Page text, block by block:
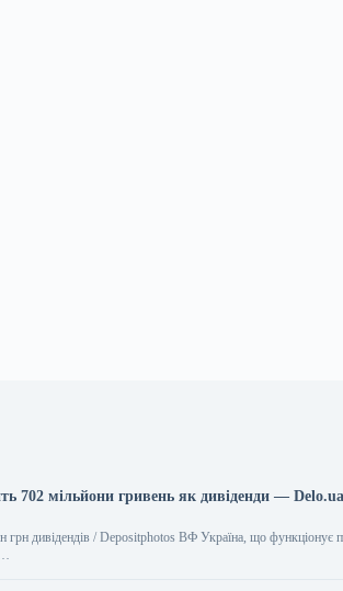
702 мільйони гривень як дивіденди — Delo.ua
грн дивідендів / Depositphotos ВФ Україна, що функціонує